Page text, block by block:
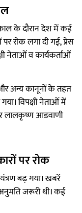
के दौरान देश में कई
रोक लगा दी गई, प्रेस
नेताओं व कार्यकर्ताओं
अन्य कानूनों के तहत
विपक्षी नेताओं में
लालकृष्ण आडवाणी
पर रोक
बढ़ गया। खबरें
जरूरी थी। कई